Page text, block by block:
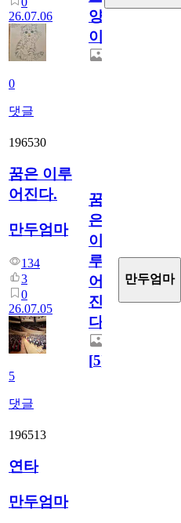
26.07.06
0
댓글
양
이
196530
꿈은 이루
어진다.
만두엄마
134
3
0
26.07.05
5
댓글
꿈
은
이
루
어
진
다.
[5]
만두엄마
196513
연타
만두엄마